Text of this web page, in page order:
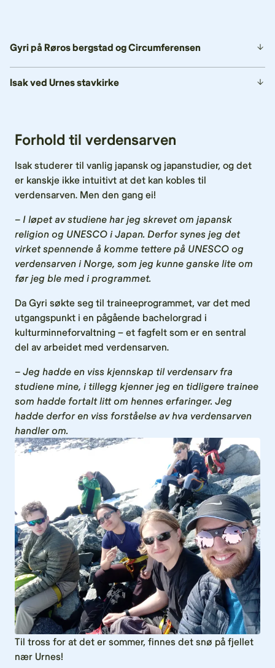
Gyri på Røros bergstad og Circumferensen
Isak ved Urnes stavkirke
Forhold til verdensarven
Isak studerer til vanlig japansk og japanstudier, og det
er kanskje ikke intuitivt at det kan kobles til
verdensarven. Men den gang ei!
– I løpet av studiene har jeg skrevet om japansk
religion og UNESCO i Japan. Derfor synes jeg det
virket spennende å komme tettere på UNESCO og
verdensarven i Norge, som jeg kunne ganske lite om
før jeg ble med i programmet.
Da Gyri søkte seg til traineeprogrammet, var det med
utgangspunkt i en pågående bachelorgrad i
kulturminneforvaltning – et fagfelt som er en sentral
del av arbeidet med verdensarven.
– Jeg hadde en viss kjennskap til verdensarv fra
studiene mine, i tillegg kjenner jeg en tidligere trainee
som hadde fortalt litt om hennes erfaringer. Jeg
hadde derfor en viss forståelse av hva verdensarven
handler om.
Til tross for at det er sommer, finnes det snø på fjellet
nær Urnes!